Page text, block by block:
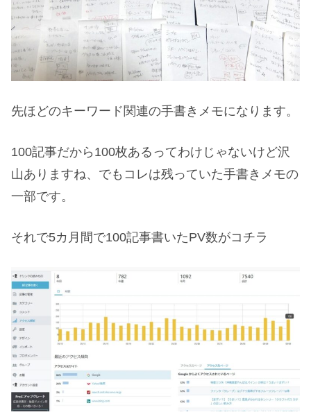
先ほどのキーワード関連の手書きメモになります。
100記事だから100枚あるってわけじゃないけど沢
山ありますね、でもコレは残っていた手書きメモの
一部です。
それで5カ月間で100記事書いたPV数がコチラ